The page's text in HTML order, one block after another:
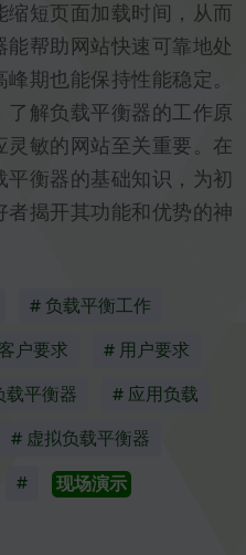
缩短页面加载时间，从而
帮助网站快速可靠地处
期也能保持性能稳定。
了解负载平衡器的工作原
敏的网站至关重要。在
衡器的基础知识，为初
揭开其功能和优势的神
# 负载平衡工作
户要求 # 用户要求
载平衡器 # 应用负载
# 虚拟负载平衡器
# 现场演示